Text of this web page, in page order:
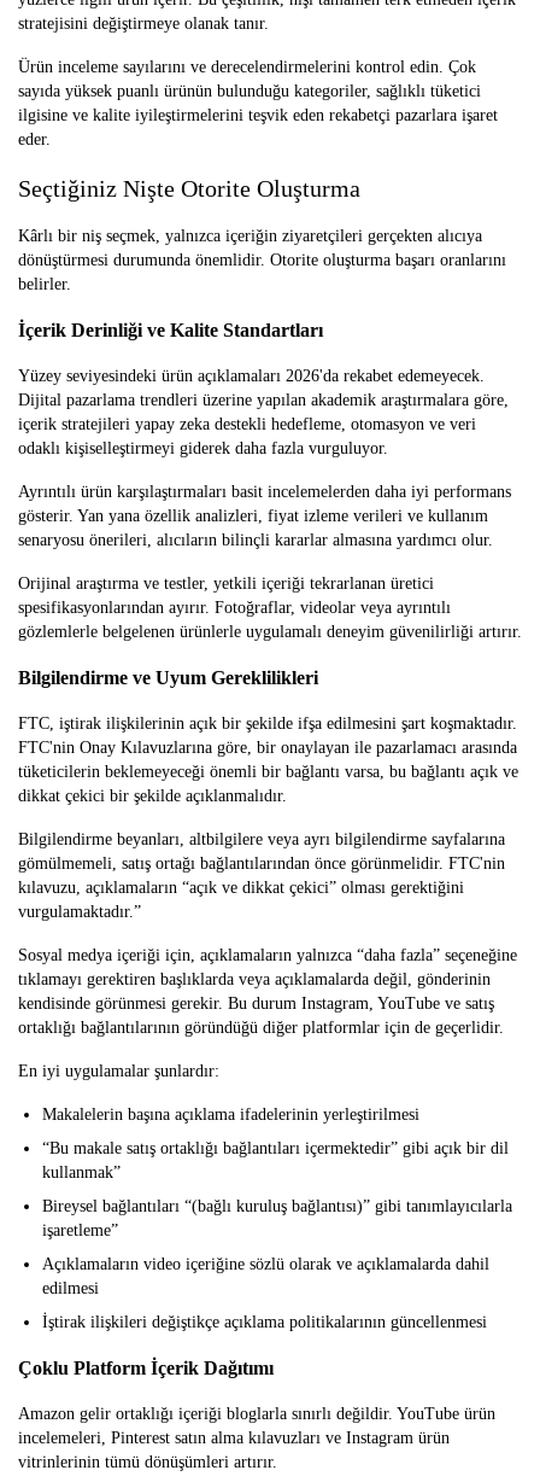
stratejisini değiştirmeye olanak tanır.
Ürün inceleme sayılarını ve derecelendirmelerini kontrol edin. Çok
sayıda yüksek puanlı ürünün bulunduğu kategoriler, sağlıklı tüketici
ilgisine ve kalite iyileştirmelerini teşvik eden rekabetçi pazarlara işaret
eder.
Seçtiğiniz Nişte Otorite Oluşturma
Kârlı bir niş seçmek, yalnızca içeriğin ziyaretçileri gerçekten alıcıya
dönüştürmesi durumunda önemlidir. Otorite oluşturma başarı oranlarını
belirler.
İçerik Derinliği ve Kalite Standartları
Yüzey seviyesindeki ürün açıklamaları 2026'da rekabet edemeyecek.
Dijital pazarlama trendleri üzerine yapılan akademik araştırmalara göre,
içerik stratejileri yapay zeka destekli hedefleme, otomasyon ve veri
odaklı kişiselleştirmeyi giderek daha fazla vurguluyor.
Ayrıntılı ürün karşılaştırmaları basit incelemelerden daha iyi performans
gösterir. Yan yana özellik analizleri, fiyat izleme verileri ve kullanım
senaryosu önerileri, alıcıların bilinçli kararlar almasına yardımcı olur.
Orijinal araştırma ve testler, yetkili içeriği tekrarlanan üretici
spesifikasyonlarından ayırır. Fotoğraflar, videolar veya ayrıntılı
gözlemlerle belgelenen ürünlerle uygulamalı deneyim güvenilirliği artırır.
Bilgilendirme ve Uyum Gereklilikleri
FTC, iştirak ilişkilerinin açık bir şekilde ifşa edilmesini şart koşmaktadır.
FTC'nin Onay Kılavuzlarına göre, bir onaylayan ile pazarlamacı arasında
tüketicilerin beklemeyeceği önemli bir bağlantı varsa, bu bağlantı açık ve
dikkat çekici bir şekilde açıklanmalıdır.
Bilgilendirme beyanları, altbilgilere veya ayrı bilgilendirme sayfalarına
gömülmemeli, satış ortağı bağlantılarından önce görünmelidir. FTC'nin
kılavuzu, açıklamaların “açık ve dikkat çekici” olması gerektiğini
vurgulamaktadır.”
Sosyal medya içeriği için, açıklamaların yalnızca “daha fazla” seçeneğine
tıklamayı gerektiren başlıklarda veya açıklamalarda değil, gönderinin
kendisinde görünmesi gerekir. Bu durum Instagram, YouTube ve satış
ortaklığı bağlantılarının göründüğü diğer platformlar için de geçerlidir.
En iyi uygulamalar şunlardır:
Makalelerin başına açıklama ifadelerinin yerleştirilmesi
“Bu makale satış ortaklığı bağlantıları içermektedir” gibi açık bir dil
kullanmak”
Bireysel bağlantıları “(bağlı kuruluş bağlantısı)” gibi tanımlayıcılarla
işaretleme”
Açıklamaların video içeriğine sözlü olarak ve açıklamalarda dahil
edilmesi
İştirak ilişkileri değiştikçe açıklama politikalarının güncellenmesi
Çoklu Platform İçerik Dağıtımı
Amazon gelir ortaklığı içeriği bloglarla sınırlı değildir. YouTube ürün
incelemeleri, Pinterest satın alma kılavuzları ve Instagram ürün
vitrinlerinin tümü dönüşümleri artırır.